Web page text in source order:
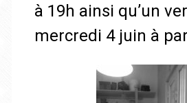
à 19h ainsi qu’un
mercredi 4 juin à